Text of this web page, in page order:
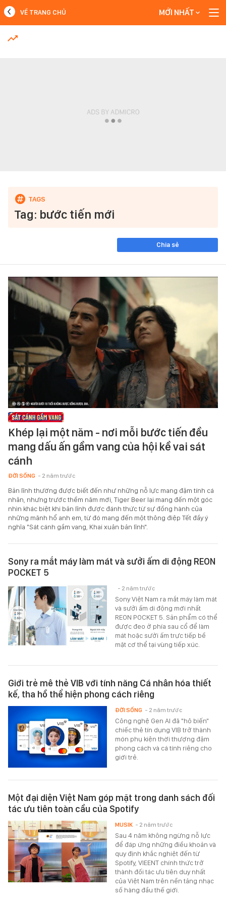
MỚI NHẤT
VỀ TRANG CHỦ MỚI NHẤT
Tag: bước tiến mới
Chia sẻ
Khép lại một năm - nơi mỗi bước tiến đều
mang dấu ấn gầm vang của hội kề vai sát
cánh
ĐỜI SỐNG - 2 năm trước
Bản lĩnh thường được biết đến như những nỗ lực mang đậm tính cá
nhân, nhưng trước thềm năm mới, Tiger Beer lại mang đến một góc
nhìn khác biệt khi bản lĩnh được đánh thức từ sự đồng hành của
những mãnh hổ anh em, từ đó mang đến một thông điệp Tết đầy ý
nghĩa "Sát cánh gầm vang, Khai xuân bản lĩnh".
Sony ra mắt máy làm mát và sưởi ấm di động REON
POCKET 5
Sony Việt Nam ra mắt máy làm mát
và sưởi ấm di động mới nhất
REON POCKET 5. Sản phẩm có thể
được đeo ở phía sau cổ để làm
mát hoặc sưởi ấm trực tiếp bề
mặt cơ thể tại vùng tiếp xúc.
- 2 năm trước
Giới trẻ mê thẻ VIB với tính năng Cá nhân hóa thiết
kế, tha hồ thể hiện phong cách riêng
Công nghệ Gen AI đã "hô biến"
chiếc thẻ tín dụng VIB trở thành
món phụ kiện thời thượng đậm
phong cách và cá tính riêng cho
giới trẻ.
ĐỜI SỐNG - 2 năm trước
Một đại diện Việt Nam góp mặt trong danh sách đối
tác ưu tiên toàn cầu của Spotify
Sau 4 năm không ngừng nỗ lực
để đáp ứng những điều khoản và
quy định khắc nghiệt đến từ
Spotify, VIEENT chính thức trở
thành đối tác ưu tiên duy nhất
của Việt Nam trên nền tảng nhạc
số hàng đầu thế giới.
MUSIK - 2 năm trước